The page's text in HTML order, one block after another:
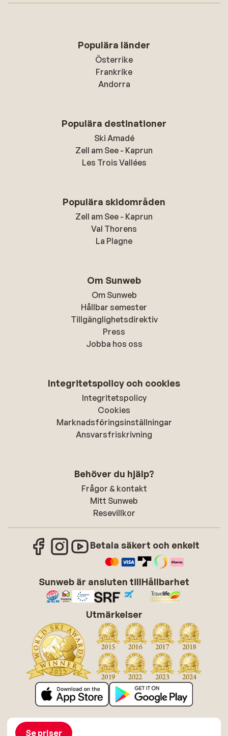
Se priser
Populära länder
Österrike
Frankrike
Andorra
Populära destinationer
Ski Amadé
Zell am See - Kaprun
Les Trois Vallées
Populära skidområden
Zell am See - Kaprun
Val Thorens
La Plagne
Om Sunweb
Om Sunweb
Hållbar semester
Tillgänglighetsdirektiv
Press
Jobba hos oss
Integritetspolicy och cookies
Integritetspolicy
Cookies
Marknadsföringsinställningar
Ansvarsfriskrivning
Behöver du hjälp?
Frågor & kontakt
Mitt Sunweb
Resevillkor
Betala säkert och enkelt
Sunweb är ansluten tillHållbarhet
Utmärkelser
Om SunwebJobba hos Sunweb